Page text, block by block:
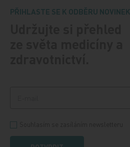
PŘIHLASTE SE K ODBĚRU NOVINEK.